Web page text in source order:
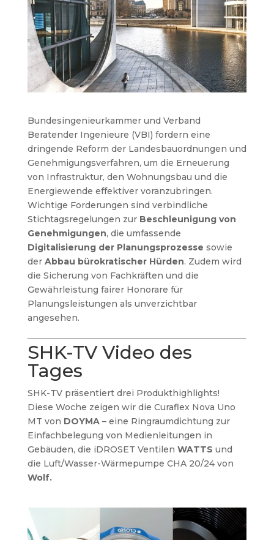
Bundesingenieurkammer und Verband
Beratender Ingenieure (VBI) fordern eine
dringende Reform der Landesbauordnungen und
Genehmigungsverfahren, um die Erneuerung
von Infrastruktur, den Wohnungsbau und die
Energiewende effektiver voranzubringen.
Wichtige Forderungen sind verbindliche
Stichtagsregelungen zur Beschleunigung von
Genehmigungen, die umfassende
Digitalisierung der Planungsprozesse sowie
der Abbau bürokratischer Hürden. Zudem wird
die Sicherung von Fachkräften und die
Gewährleistung fairer Honorare für
Planungsleistungen als unverzichtbar
angesehen.
SHK-TV Video des
Tages
SHK-TV präsentiert drei Produkthighlights!
Diese Woche zeigen wir die Curaflex Nova Uno
MT von DOYMA– eine Ringraumdichtung zur
Einfachbelegung von Medienleitungen in
Gebäuden, die iDROSET Ventilen WATTS und
die Luft/Wasser-Wärmepumpe CHA 20/24 von
Wolf.